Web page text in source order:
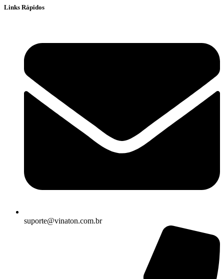
Links Rápidos
suporte@vinaton.com.br